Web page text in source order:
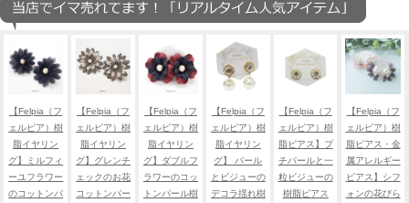
【Felpia（フ
ェルピア）樹
脂イヤリン
グ】ミルフィ
ーユフラワー
のコットンパ
【Felpia（フ
ェルピア）樹
脂イヤリン
グ】グレンチ
ェックのお花
コットンパー
【Felpia（フ
ェルピア）樹
脂イヤリン
グ】ダブルフ
ラワーのコッ
トンパール樹
【Felpia（フ
ェルピア）樹
脂イヤリン
グ】 パール
とビジューの
デコラ揺れ樹
【Felpia（フ
ェルピア）樹
脂ピアス】プ
チパールと一
粒ビジューの
樹脂ピアス
【Felpia（フ
ェルピア）樹
脂ピアス・金
属アレルギー
ピアス】シフ
ォンの花びら